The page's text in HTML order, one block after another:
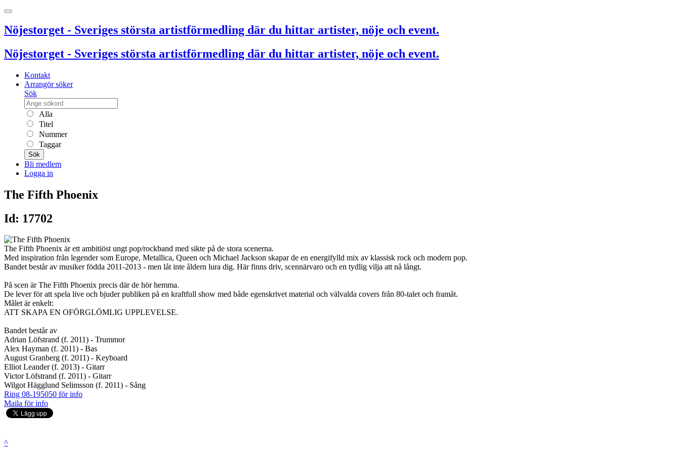
Nöjestorget - Sveriges största artistförmedling där du hittar artister, nöje och event.
Nöjestorget - Sveriges största artistförmedling där du hittar artister, nöje och event.
Kontakt
Arrangör söker
Sök
Alla
Titel
Nummer
Taggar
Sök
Bli medlem
Logga in
The Fifth Phoenix
Id: 17702
The Fifth Phoenix är ett ambitiöst ungt pop/rockband med sikte på de stora scenerna.
Med inspiration från legender som Europe, Metallica, Queen och Michael Jackson skapar de en energifylld mix av klassisk rock och modern pop.
Bandet består av musiker födda 2011-2013 - men låt inte åldern lura dig. Här finns driv, scennärvaro och en tydlig vilja att nå långt.
På scen är The Fifth Phoenix precis där de hör hemma.
De lever för att spela live och bjuder publiken på en kraftfull show med både egenskrivet material och välvalda covers från 80-talet och framåt.
Målet är enkelt:
ATT SKAPA EN OFÖRGLÖMLIG UPPLEVELSE.
Bandet består av
Adrian Löfstrand (f. 2011) - Trummor
Alex Hayman (f. 2011) - Bas
August Granberg (f. 2011) - Keyboard
Elliot Leander (f. 2013) - Gitarr
Victor Löfstrand (f. 2011) - Gitarr
Wilgot Hägglund Selimsson (f. 2011) - Sång
Ring 08-195050 för info
Maila för info
^